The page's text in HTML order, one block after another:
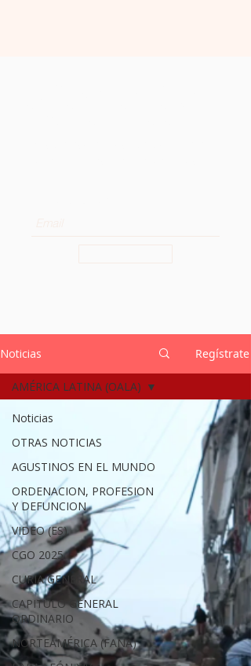
Noticias Regístrate
Noticias
OTRAS NOTICIAS
AGUSTINOS EN EL MUNDO
ORDENACION, PROFESION
Y DEFUNCION
VIDEO (ES)
CGO 2025
CURIA GENERAL
CAPITULO GENERAL
ORDINARIO
NORTEAMÉRICA (FANA)
AMÉRICA LATINA (OALA)